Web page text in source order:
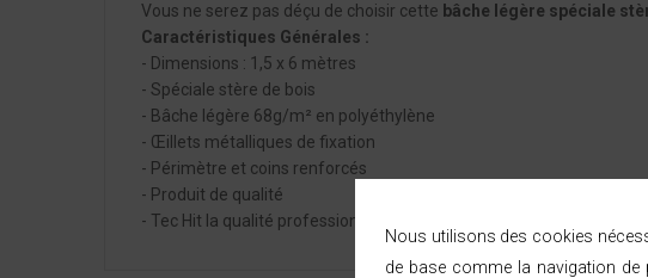
Vous ne serez pas déçu de choisir cette bâche légère spéciale
Caractéristiques Générales :
- Dimensions : 1,5 x 6 mètres
- Spéciale stère de bois
- Bâche légère 68g/m² en polyéthylène
- Œillets métalliques de fixation
- Périmètre et coins renforcés
- Produit de qualité
- Tec Hit la qualité professionnelle
Nous utilisons des cookies
de base comme la navigation de